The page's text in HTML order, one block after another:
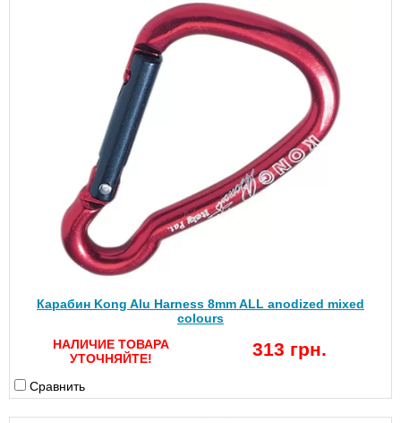
Карабин Kong Alu Harness 8mm ALL anodized mixed
colours
НАЛИЧИЕ ТОВАРА
УТОЧНЯЙТЕ!
313 грн.
Сравнить